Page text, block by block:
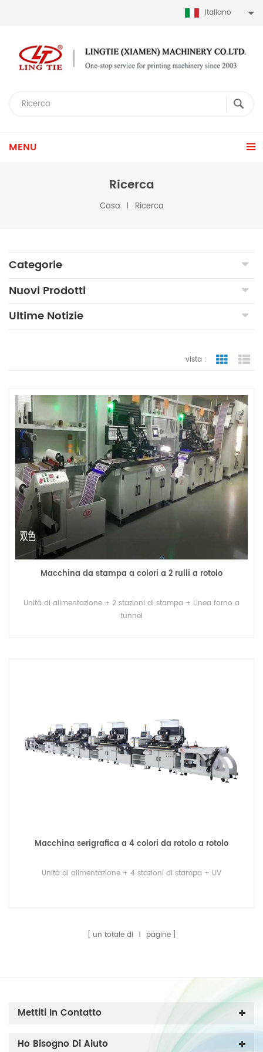
Italiano
MENU
Ricerca
Casa Ricerca
Categorie
Nuovi Prodotti
Ultime Notizie
vista : vista a
Macchina da stampa a colori a 2 rulli a rotolo
Unità di alimentazione + 2 stazioni di stampa + Linea forno a
tunnel
Macchina serigrafica a 4 colori da rotolo a rotolo
Unità di alimentazione + 4 stazioni di stampa + UV
un totale di 1 pagine
Mettiti In Contatto
Ho Bisogno Di Aiuto